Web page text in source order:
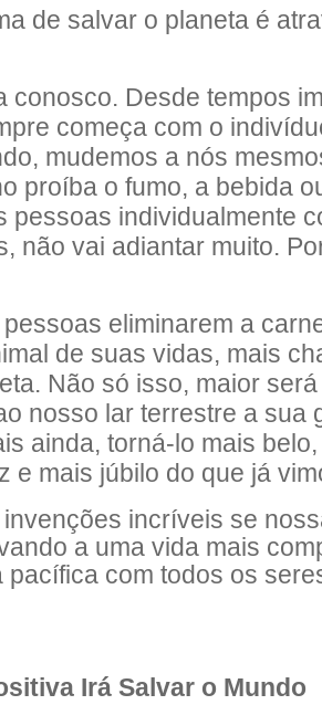
de salvar o planeta é
conosco. Desde tempos
começa com o
mudemos a nós
proíba o fumo, a bebida
pessoas individualmente
não vai adiantar muito.
eliminarem a
de suas vidas, mais
Não só isso, maior
nosso lar terrestre a sua
ainda, torná-lo mais
e mais júbilo do que já
incríveis se
a uma vida mais
pacífica com todos os
Irá Salvar o Mundo